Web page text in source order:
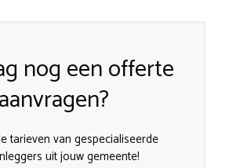
nog een offerte
aanvragen?
tarieven van gespecialiseerde
uit jouw gemeente!